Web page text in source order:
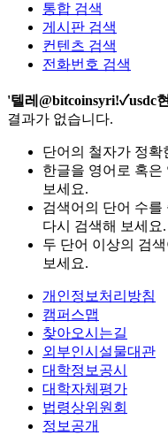
통합 검색
게시판 검색
컨텐츠 검색
전화번호 검색
'텔레@bitcoinsyriǃ✓usdc
결과가 없습니다.
단어의 철자가 정확
한글을 영어로 혹은
보세요.
검색어의 단어 수를
다시 검색해 보세요.
두 단어 이상의 검
보세요.
개인정보처리방침
캠퍼스맵
찾아오시는길
외부인시설물대관
대학정보공시
대학자체평가
법령상위원회
정보공개